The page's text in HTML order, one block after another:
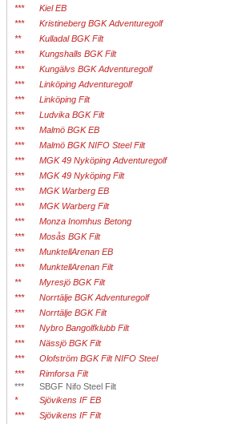
***
Kiel EB
***
Kristineberg BGK Adventuregolf
**
Kulladal BGK Filt
***
Kungshalls BGK Filt
***
Kungälvs BGK Adventuregolf
***
Linköping Adventuregolf
***
Linköping Filt
***
Ludvika BGK Filt
***
Malmö BGK EB
***
Malmö BGK NIFO Steel Filt
***
MGK 49 Nyköping Adventuregolf
***
MGK 49 Nyköping Filt
***
MGK Warberg EB
***
MGK Warberg Filt
***
Monza Inomhus Betong
***
Mosås BGK Filt
***
MunktellArenan EB
***
MunktellArenan Filt
**
Myresjö BGK Filt
***
Norrtälje BGK Adventuregolf
***
Norrtälje BGK Filt
***
Nybro Bangolfklubb Filt
***
Nässjö BGK Filt
***
Olofström BGK Filt NIFO Steel
***
Rimforsa Filt
***
SBGF Nifo Steel Filt
*
Sjövikens IF EB
***
Sjövikens IF Filt